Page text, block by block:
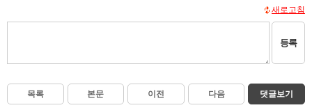
새로고침
등록
목록 본문 이전 다음 댓글보기